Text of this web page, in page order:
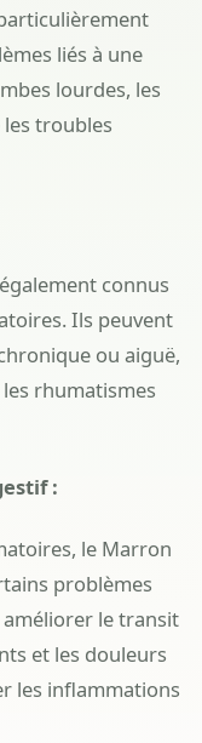
liés à une
lourdes, les
troubles
connus
Ils peuvent
ou aiguë,
rhumatismes
:
le Marron
problèmes
le transit
et les douleurs
les inflammations